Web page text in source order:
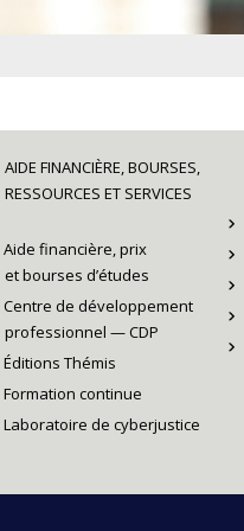
AIDE FINANCIÈRE, BOURSES,
RESSOURCES ET SERVICES
Aide financière, prix
et bourses d’études
Centre de développement
professionnel — CDP
Éditions Thémis
Formation continue
Laboratoire de cyberjustice